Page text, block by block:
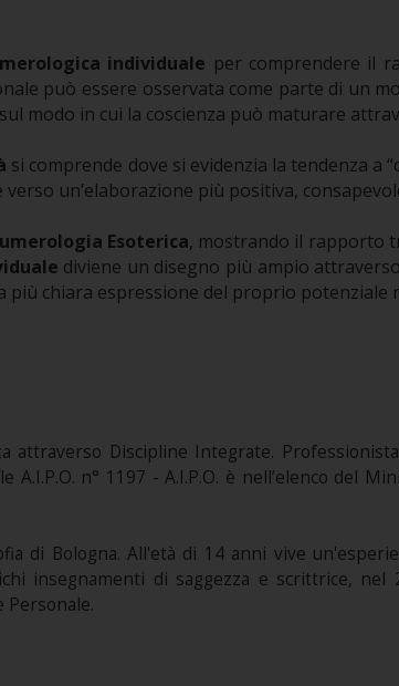
individuale per comprendere il
può essere osservata come parte di un
modo in cui la coscienza può maturare
si comprende dove si evidenzia la tendenza a
un’elaborazione più positiva,
Esoterica, mostrando il rapporto
diviene un disegno più ampio
chiara espressione del proprio potenziale
attraverso Discipline Integrate.
n° 1197 - A.I.P.O. è nell’elenco del
di Bologna. All'età di 14 anni vive
insegnamenti di saggezza e scrittrice, nel
Personale.